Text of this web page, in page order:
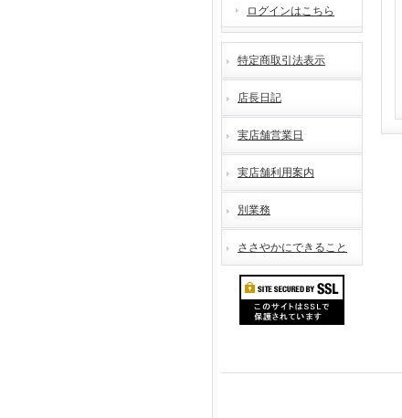
ログインはこちら
特定商取引法表示
店長日記
実店舗営業日
実店舗利用案内
別業務
ささやかにできること